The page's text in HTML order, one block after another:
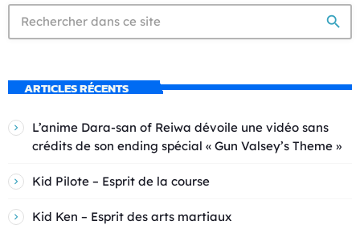
search
ARTICLES RÉCENTS
L’anime Dara-san of Reiwa dévoile une vidéo sans
crédits de son ending spécial « Gun Valsey’s Theme »
Kid Pilote – Esprit de la course
Kid Ken – Esprit des arts martiaux